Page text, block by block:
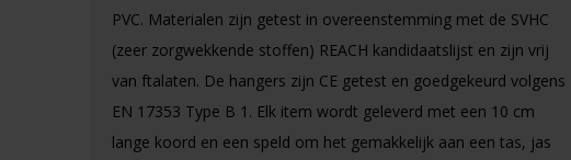
PVC. Materialen zijn getest in overeenstemming met de SVHC
(zeer zorgwekkende stoffen) REACH kandidaatslijst en zijn vrij
van ftalaten. De hangers zijn CE getest en goedgekeurd volgens
EN 17353 Type B 1. Elk item wordt geleverd met een 10 cm
lange koord en een speld om het gemakkelijk aan een tas, jas